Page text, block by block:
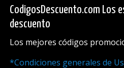
CodigosDescuento.com Los
descuento
Los mejores códigos
*Condiciones generales de